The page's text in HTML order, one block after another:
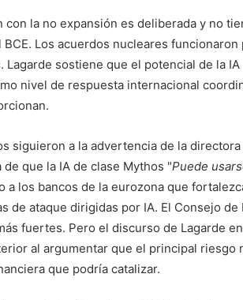
con la no expansión es deliberada y no
Los acuerdos nucleares
Lagarde sostiene que el potencial de la
nivel de respuesta internacional
siguieron a la advertencia de la
de que la IA de clase Mythos "Puede
a los bancos de la eurozona que
de ataque dirigidas por IA. El Consejo
fuertes. Pero el discurso de Lagarde
al argumentar que el principal riesgo
que podría catalizar.